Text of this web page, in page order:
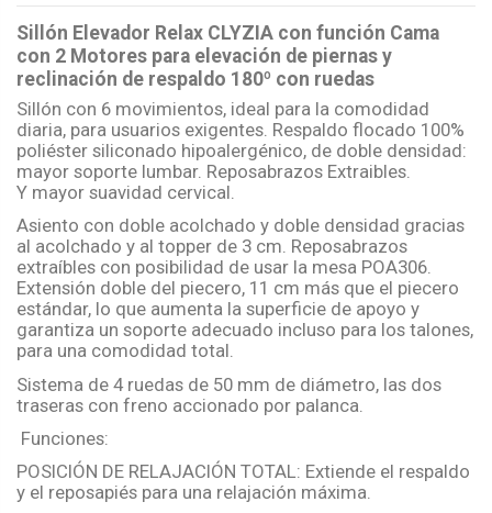
Sillón Elevador Relax CLYZIA con función Cama
con 2 Motores para elevación de piernas y
reclinación de respaldo 180º con ruedas
Sillón con 6 movimientos, ideal para la comodidad
diaria, para usuarios exigentes. Respaldo flocado 100%
poliéster siliconado hipoalergénico, de doble densidad:
mayor soporte lumbar. Reposabrazos Extraibles.
Y mayor suavidad cervical.
Asiento con doble acolchado y doble densidad gracias
al acolchado y al topper de 3 cm. Reposabrazos
extraíbles con posibilidad de usar la mesa POA306.
Extensión doble del piecero, 11 cm más que el piecero
estándar, lo que aumenta la superficie de apoyo y
garantiza un soporte adecuado incluso para los talones,
para una comodidad total.
Sistema de 4 ruedas de 50 mm de diámetro, las dos
traseras con freno accionado por palanca.
Funciones:
POSICIÓN DE RELAJACIÓN TOTAL: Extiende el respaldo
y el reposapiés para una relajación máxima.